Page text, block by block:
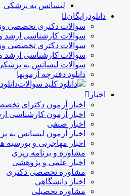
لیسانس به پزشکی
دانلودرایگان
سوالات دکتری تخصصی
سوالات کارشناسی ارشد
سوالات دکتری تخصصی
سوالات کارشناسی ارشد
سوالات لیسانس به
دانلود دفترچه آزمونها
اخبار
اخبار آزمون دکترای
اخبار آزمون کارشناسی
اخبار صنفی
اخبار آزمون لیسانس به
اخبار مهاجرتی و بورسیه
مشاوره و برنامه ریزی
اخبار علمی و پژوهشی
مشاوره تخصصی دکتری
اخبار دانشگاهی
مشاوره تحصیلی